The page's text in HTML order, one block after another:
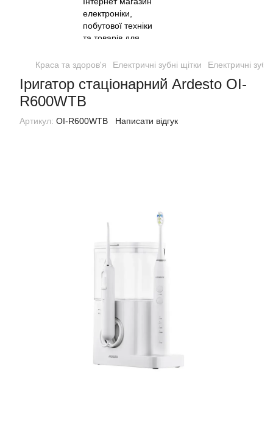
Краса та здоров'я Електричні зубні щітки Електричні
Іригатор стаціонарний Ardesto OI-
R600WTB
Артикул: OI-R600WTB Написати відгук